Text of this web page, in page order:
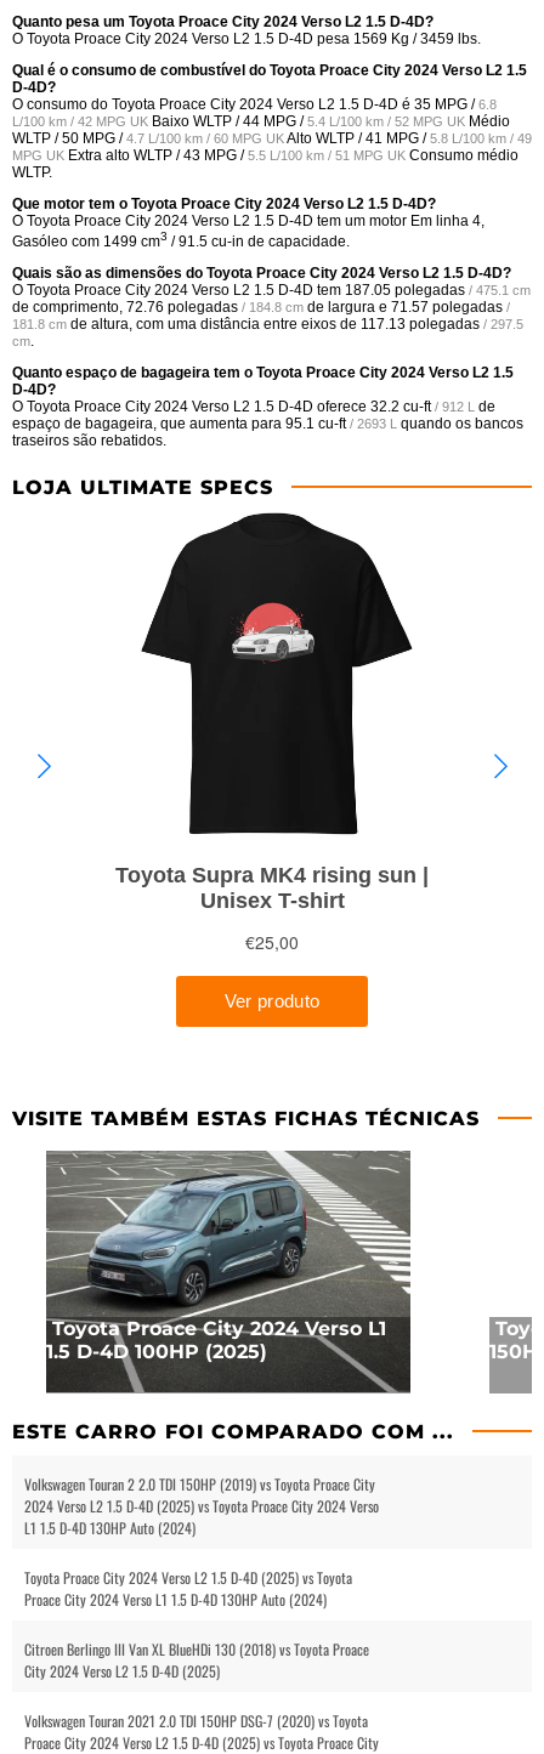
Quanto pesa um Toyota Proace City 2024 Verso L2 1.5 D-4D?
O Toyota Proace City 2024 Verso L2 1.5 D-4D pesa 1569 Kg / 3459 lbs.
Qual é o consumo de combustível do Toyota Proace City 2024 Verso L2 1.5
D-4D?
O consumo do Toyota Proace City 2024 Verso L2 1.5 D-4D é 35 MPG /6.8
L/100 km / 42 MPG UK Baixo WLTP /44 MPG /5.4 L/100 km / 52 MPG UK Médio
WLTP /50 MPG /4.7 L/100 km / 60 MPG UKAlto WLTP /41 MPG /5.8 L/100 km / 49
MPG UK Extra alto WLTP /43 MPG /5.5 L/100 km / 51 MPG UK Consumo médio
WLTP.
Que motor tem o Toyota Proace City 2024 Verso L2 1.5 D-4D?
O Toyota Proace City 2024 Verso L2 1.5 D-4D tem um motor Em linha 4,
Gasóleo com 1499 cm3 / 91.5 cu-in de capacidade.
Quais são as dimensões do Toyota Proace City 2024 Verso L2 1.5 D-4D?
O Toyota Proace City 2024 Verso L2 1.5 D-4D tem 187.05 polegadas / 475.1 cm
de comprimento, 72.76 polegadas / 184.8 cm de largura e 71.57 polegadas /
181.8 cm de altura, com uma distância entre eixos de 117.13 polegadas / 297.5
cm
Quanto espaço de bagageira tem o Toyota Proace City 2024 Verso L2 1.5
D-4D?
O Toyota Proace City 2024 Verso L2 1.5 D-4D oferece 32.2 cu-ft / 912 L de
espaço de bagageira, que aumenta para 95.1 cu-ft / 2693 L quando os bancos
traseiros são rebatidos.
LOJA ULTIMATE SPECS
VISITE TAMBÉM ESTAS FICHAS TÉCNICAS
Toyota Proace City 2024 Verso L1
1.5 D-4D 100HP (2025)
ESTE CARRO FOI COMPARADO COM ...
Volkswagen Touran 2 2.0 TDI 150HP (2019) vs Toyota Proace City
2024 Verso L2 1.5 D-4D (2025) vs Toyota Proace City 2024 Verso
L1 1.5 D-4D 130HP Auto (2024)
Toyota Proace City 2024 Verso L2 1.5 D-4D (2025) vs Toyota
Proace City 2024 Verso L1 1.5 D-4D 130HP Auto (2024)
Citroen Berlingo III Van XL BlueHDi 130 (2018) vs Toyota Proace
City 2024 Verso L2 1.5 D-4D (2025)
Volkswagen Touran 2021 2.0 TDI 150HP DSG-7 (2020) vs Toyota
Proace City 2024 Verso L2 1.5 D-4D (2025) vs Toyota Proace City